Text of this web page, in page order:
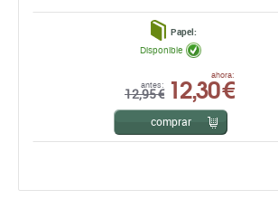
Papel:
antes:
12,95 €
ahora:
12,30 €
Disponible
comprar